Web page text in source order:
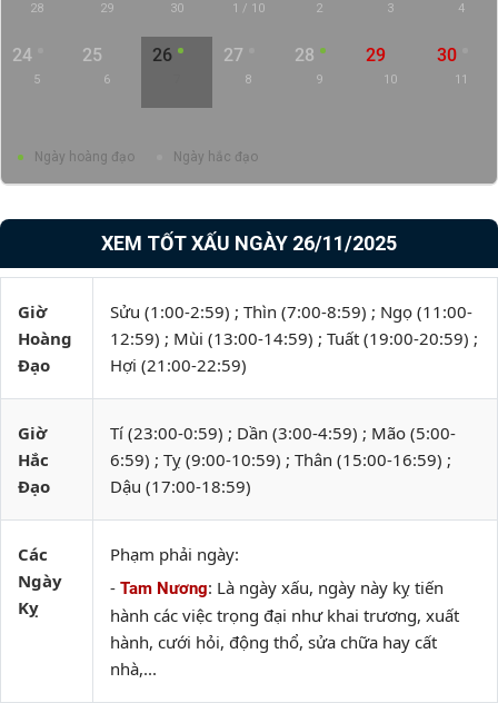
28 29 30 1 / 10 2 3 4
24
5
25
6
26 27
8
28
9
29
10
30
11
Ngày hoàng đạo Ngày hắc đạo
XEM TỐT XẤU NGÀY 26/11/2025
Giờ
Hoàng
Đạo
Sửu (1:00-2:59) ; Thìn (7:00-8:59) ; Ngọ (11:00-
12:59) ; Mùi (13:00-14:59) ; Tuất (19:00-20:59) ;
Hợi (21:00-22:59)
Giờ
Hắc
Đạo
Tí (23:00-0:59) ; Dần (3:00-4:59) ; Mão (5:00-
6:59) ; Tỵ (9:00-10:59) ; Thân (15:00-16:59) ;
Dậu (17:00-18:59)
Các
Ngày
Kỵ
Phạm phải ngày:
- Tam Nương: Là ngày xấu, ngày này kỵ tiến
hành các việc trọng đại như khai trương, xuất
hành, cưới hỏi, động thổ, sửa chữa hay cất
nhà,...